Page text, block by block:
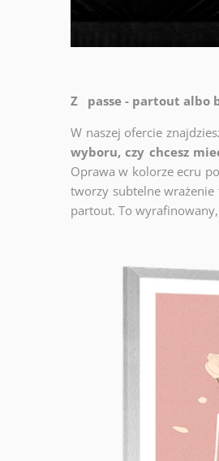
Z passe - partout albo
W naszej ofercie
wyboru, czy chcesz
Oprawa w kolorze ecru
tworzy subtelne
partout. To